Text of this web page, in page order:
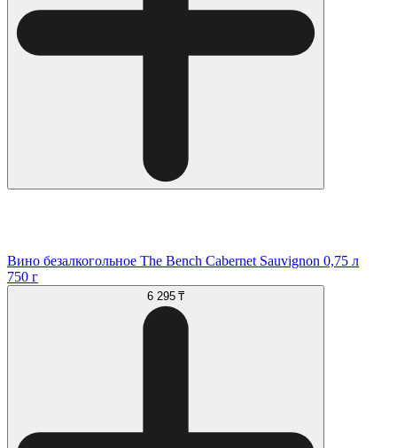
Вино безалкогольное The Bench Cabernet Sauvignon 0,75 л
750 г
6 295 ₸